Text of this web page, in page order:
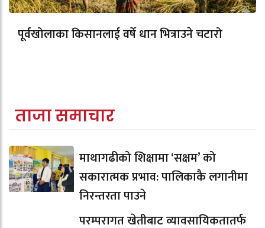
पूर्वखोलाका किसानलाई वर्षे धान भित्राउने चटारो
ताजा समाचार
माथागढीको शिक्षामा ‘सक्षम’ को
सकारात्मक प्रभाव: पालिकाकै लगानीमा
निरन्तरता पाउने
परम्परागत खेतीबाट व्यावसायिकतातर्फ